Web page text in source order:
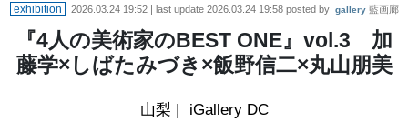
exhibition 2026.03.24 19:52| last update 2026.03.24 19:58posted by gallery 藍画廊
『4人の美術家のBEST ONE』vol.3 加
藤学×しばたみづき×飯野信二×丸山朋美
山梨 | iGallery DC